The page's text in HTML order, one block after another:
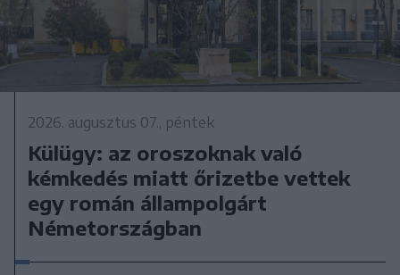
2026. augusztus 07., péntek
Külügy: az oroszoknak való
kémkedés miatt őrizetbe vettek
egy román állampolgárt
Németországban